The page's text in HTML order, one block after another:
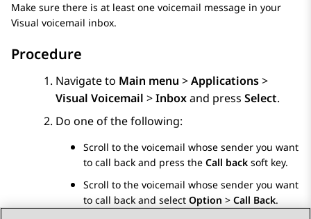
Make sure there is at least one voicemail message in your
Visual voicemail inbox.
Procedure
Navigate to Main menu >Applications>
Visual Voicemail >Inboxand press Select.
Do one of the following:
Scroll to the voicemail whose sender you want
to call back and press the Call back soft key.
Scroll to the voicemail whose sender you want
to call back and select Option > Call Back.